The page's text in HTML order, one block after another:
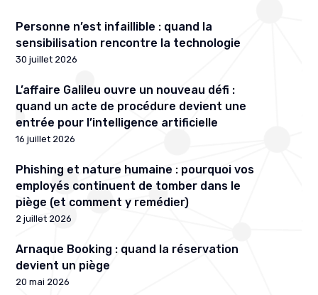
Personne n’est infaillible : quand la
sensibilisation rencontre la technologie
30 juillet 2026
L’affaire Galileu ouvre un nouveau défi :
quand un acte de procédure devient une
entrée pour l’intelligence artificielle
16 juillet 2026
Phishing et nature humaine : pourquoi vos
employés continuent de tomber dans le
piège (et comment y remédier)
2 juillet 2026
Arnaque Booking : quand la réservation
devient un piège
20 mai 2026